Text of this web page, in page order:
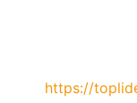
https://